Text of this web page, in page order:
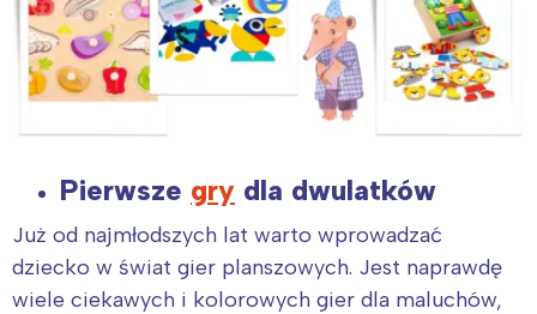
Pierwsze gry dla dwulatków
Już od najmłodszych lat warto wprowadzać
dziecko w świat gier planszowych. Jest naprawdę
wiele ciekawych i kolorowych gier dla maluchów,